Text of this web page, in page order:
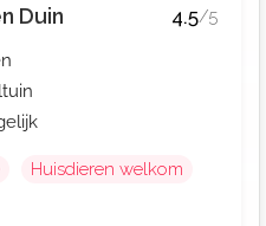
Duin 4.5/5
Huisdieren welkom